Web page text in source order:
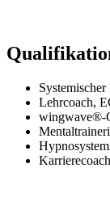
Lehrcoach,
wingwave®-
Karrierecoach